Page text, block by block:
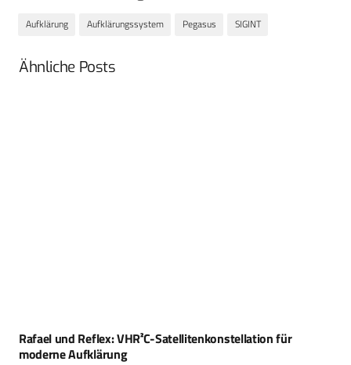
Aufklärung Aufklärungssystem Pegasus SIGINT
Ähnliche Posts
Rafael und Reflex: VHR²C-Satellitenkonstellation für
moderne Aufklärung